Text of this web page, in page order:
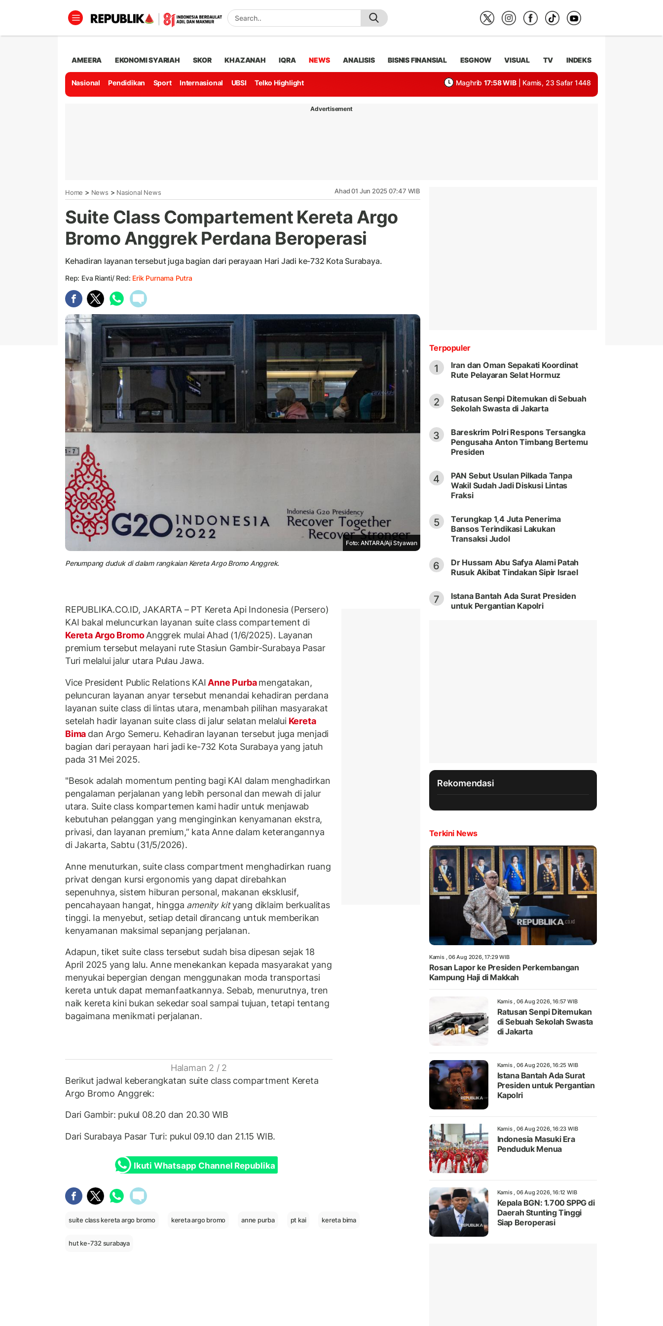
AMEERA EKONOMI SYARIAH SKOR KHAZANAH IQRA NEWS ANALISIS BISNIS FINANSIAL ESGNOW VISUAL TV INDEKS
Nasional Pendidikan Sport Internasional UBSI Telko Highlight Maghrib 17:58 WIB | Kamis, 23 Safar 1448
Advertisement
Home > News > Nasional News Ahad 01 Jun 2025 07:47 WIB
Suite Class Compartement Kereta Argo
Bromo Anggrek Perdana Beroperasi
Kehadiran layanan tersebut juga bagian dari perayaan Hari Jadi ke-732 Kota Surabaya.
Rep: Eva Rianti/ Red: Erik Purnama Putra
Foto: ANTARA/Aji Styawan
Penumpang duduk di dalam rangkaian Kereta Argo Bromo Anggrek.
REPUBLIKA.CO.ID, JAKARTA – PT Kereta Api Indonesia (Persero)
KAI bakal meluncurkan layanan suite class compartement di
Kereta Argo BromoAnggrek mulai Ahad (1/6/2025). Layanan
premium tersebut melayani rute Stasiun Gambir-Surabaya Pasar
Turi melalui jalur utara Pulau Jawa.
Vice President Public Relations KAI Anne Purbamengatakan,
peluncuran layanan anyar tersebut menandai kehadiran perdana
layanan suite class di lintas utara, menambah pilihan masyarakat
setelah hadir layanan suite class di jalur selatan melaluiKereta
Bima dan Argo Semeru. Kehadiran layanan tersebut juga menjadi
bagian dari perayaan hari jadi ke-732 Kota Surabaya yang jatuh
pada 31 Mei 2025.
"Besok adalah momentum penting bagi KAI dalam menghadirkan
pengalaman perjalanan yang lebih personal dan mewah di jalur
utara. Suite class kompartemen kami hadir untuk menjawab
kebutuhan pelanggan yang menginginkan kenyamanan ekstra,
privasi, dan layanan premium,” kata Anne dalam keterangannya
di Jakarta, Sabtu (31/5/2026).
Anne menuturkan, suite class compartment menghadirkan ruang
privat dengan kursi ergonomis yang dapat direbahkan
sepenuhnya, sistem hiburan personal, makanan eksklusif,
pencahayaan hangat, hingga amenity kityang diklaim berkualitas
tinggi. Ia menyebut, setiap detail dirancang untuk memberikan
kenyamanan maksimal sepanjang perjalanan.
Adapun, tiket suite class tersebut sudah bisa dipesan sejak 18
April 2025 yang lalu. Anne menekankan kepada masyarakat yang
menyukai bepergian dengan menggunakan moda transportasi
kereta untuk dapat memanfaatkannya. Sebab, menurutnya, tren
naik kereta kini bukan sekedar soal sampai tujuan, tetapi tentang
bagaimana menikmati perjalanan.
Halaman 2 / 2
Berikut jadwal keberangkatan suite class compartment Kereta
Argo Bromo Anggrek:
Dari Gambir: pukul 08.20 dan 20.30 WIB
Dari Surabaya Pasar Turi: pukul 09.10 dan 21.15 WIB.
Ikuti Whatsapp Channel Republika
suite class kereta argo bromo kereta argo bromo anne purba pt kai kereta bima
hut ke-732 surabaya
Terpopuler
1
Iran dan Oman Sepakati Koordinat
Rute Pelayaran Selat Hormuz
2
Ratusan Senpi Ditemukan di Sebuah
Sekolah Swasta di Jakarta
3
Bareskrim Polri Respons Tersangka
Pengusaha Anton Timbang Bertemu
Presiden
4
PAN Sebut Usulan Pilkada Tanpa
Wakil Sudah Jadi Diskusi Lintas
Fraksi
5
Terungkap 1,4 Juta Penerima
Bansos Terindikasi Lakukan
Transaksi Judol
6
Dr Hussam Abu Safya Alami Patah
Rusuk Akibat Tindakan Sipir Israel
7
Istana Bantah Ada Surat Presiden
untuk Pergantian Kapolri
Rekomendasi
Terkini News
Kamis , 06 Aug 2026, 17:29 WIB
Rosan Lapor ke Presiden Perkembangan
Kampung Haji di Makkah
Kamis , 06 Aug 2026, 16:57 WIB
Ratusan Senpi Ditemukan
di Sebuah Sekolah Swasta
di Jakarta
Kamis , 06 Aug 2026, 16:25 WIB
Istana Bantah Ada Surat
Presiden untuk Pergantian
Kapolri
Kamis , 06 Aug 2026, 16:23 WIB
Indonesia Masuki Era
Penduduk Menua
Kamis , 06 Aug 2026, 16:12 WIB
Kepala BGN: 1.700 SPPG di
Daerah Stunting Tinggi
Siap Beroperasi